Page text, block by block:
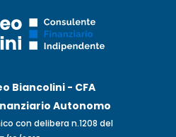
Biancolini - CFA
Autonomo
con delibera n.1208 del